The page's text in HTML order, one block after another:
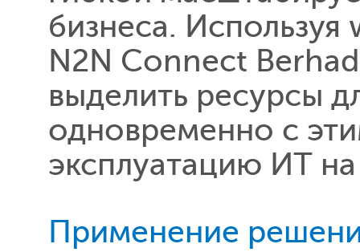
бизнеса.
N2N Connect
выделить ресурсы
одновременно с
эксплуатацию ИТ на
Применение